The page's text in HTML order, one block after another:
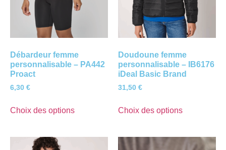
Débardeur femme
personnalisable – PA442
Proact
6,30 €
Choix des options
Doudoune femme
personnalisable – IB6176
iDeal Basic Brand
31,50 €
Choix des options